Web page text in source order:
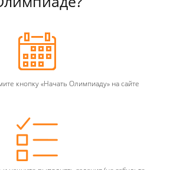
кнопку «Начать Олимпиаду» на сайте